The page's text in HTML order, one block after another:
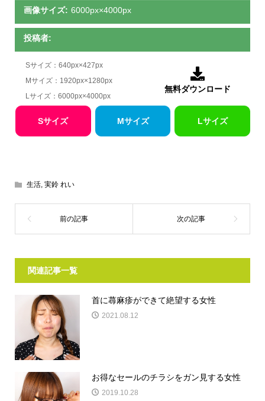
画像サイズ: 6000px×4000px
投稿者:
Sサイズ：640px×427px
Mサイズ：1920px×1280px
Lサイズ：6000px×4000px

無料ダウンロード
Sサイズ Mサイズ Lサイズ
生活, 実鈴 れい
関連記事一覧
首に蕁麻疹ができて絶望する女性
2021.08.12
お得なセールのチラシをガン見する女性
2019.10.28